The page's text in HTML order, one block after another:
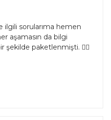
ilgili sorularıma hemen
aşamasın da bilgi
paketlenmişti. 👌🏻